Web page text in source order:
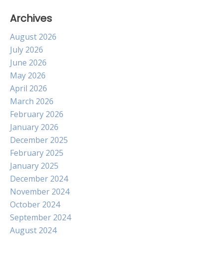
Archives
August 2026
July 2026
June 2026
May 2026
April 2026
March 2026
February 2026
January 2026
December 2025
February 2025
January 2025
December 2024
November 2024
October 2024
September 2024
August 2024